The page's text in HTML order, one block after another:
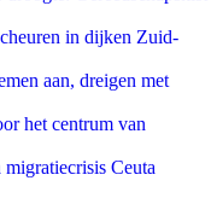
in dijken Zuid-
aan, dreigen met
het centrum van
Ceuta